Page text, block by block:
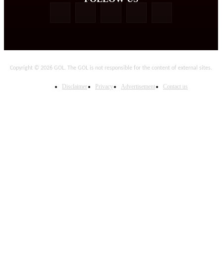
Copyright © 2026 GOL. The GOL is not responsible for the content of external sites.
Disclaimer Privacy Advertisement Contact us